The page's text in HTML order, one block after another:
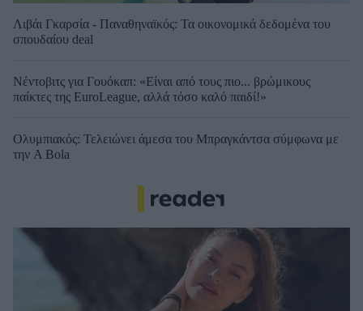
Λιβάι Γκαρσία - Παναθηναϊκός: Τα οικονομικά δεδομένα του
σπουδαίου deal
Νέντοβιτς για Γουόκαπ: «Είναι από τους πιο... βρώμικους
παίκτες της EuroLeague, αλλά τόσο καλό παιδί!»
Ολυμπιακός: Τελειώνει άμεσα του Μπραγκάντσα σύμφωνα με
την A Bola